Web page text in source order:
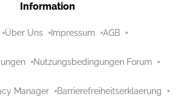
Information
Über Uns Impressum AGB
Nutzungsbedingungen Forum
Manager Barrierefreiheitserklaerung